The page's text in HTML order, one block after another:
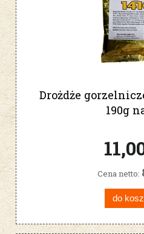
Drożdże
190g
Cena netto:
do